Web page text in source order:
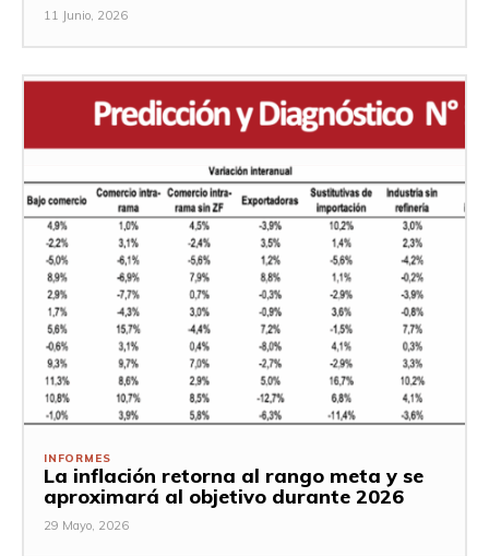
11 Junio, 2026
INFORMES
La inflación retorna al rango meta y se
aproximará al objetivo durante 2026
29 Mayo, 2026